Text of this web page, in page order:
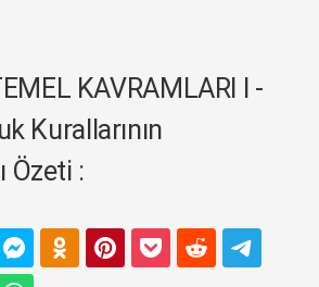
KAVRAMLARI I -
Kurallarının
Özeti :